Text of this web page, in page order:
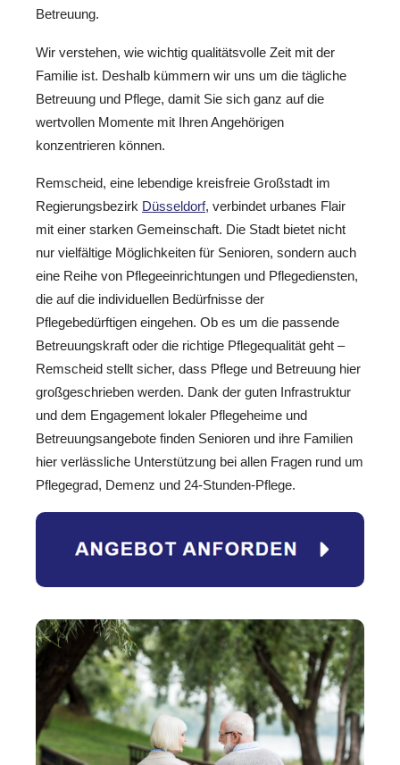
Betreuung.
Wir verstehen, wie wichtig qualitätsvolle Zeit mit der
Familie ist. Deshalb kümmern wir uns um die tägliche
Betreuung und Pflege, damit Sie sich ganz auf die
wertvollen Momente mit Ihren Angehörigen
konzentrieren können.
Remscheid, eine lebendige kreisfreie Großstadt im
Regierungsbezirk Düsseldorf, verbindet urbanes Flair
mit einer starken Gemeinschaft. Die Stadt bietet nicht
nur vielfältige Möglichkeiten für Senioren, sondern auch
eine Reihe von Pflegeeinrichtungen und Pflegediensten,
die auf die individuellen Bedürfnisse der
Pflegebedürftigen eingehen. Ob es um die passende
Betreuungskraft oder die richtige Pflegequalität geht –
Remscheid stellt sicher, dass Pflege und Betreuung hier
großgeschrieben werden. Dank der guten Infrastruktur
und dem Engagement lokaler Pflegeheime und
Betreuungsangebote finden Senioren und ihre Familien
hier verlässliche Unterstützung bei allen Fragen rund um
Pflegegrad, Demenz und 24-Stunden-Pflege.